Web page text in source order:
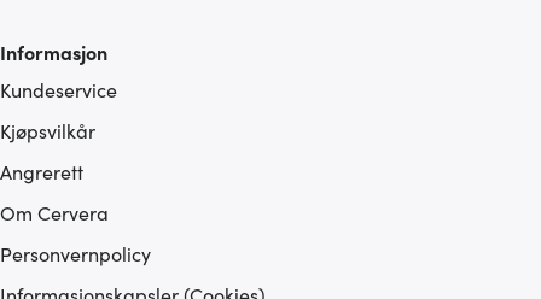
Informasjon
Kundeservice
Kjøpsvilkår
Angrerett
Om Cervera
Personvernpolicy